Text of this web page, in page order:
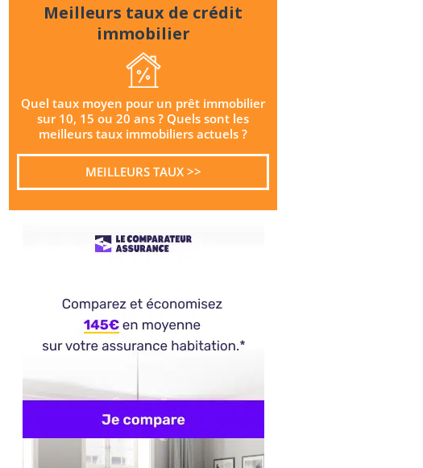
Meilleurs taux de crédit
immobilier
Quel taux moyen pour un prêt immobilier
sur 10, 15 ou 20 ans ? Quels sont les
meilleurs taux immobiliers actuels ?
MEILLEURS TAUX >>